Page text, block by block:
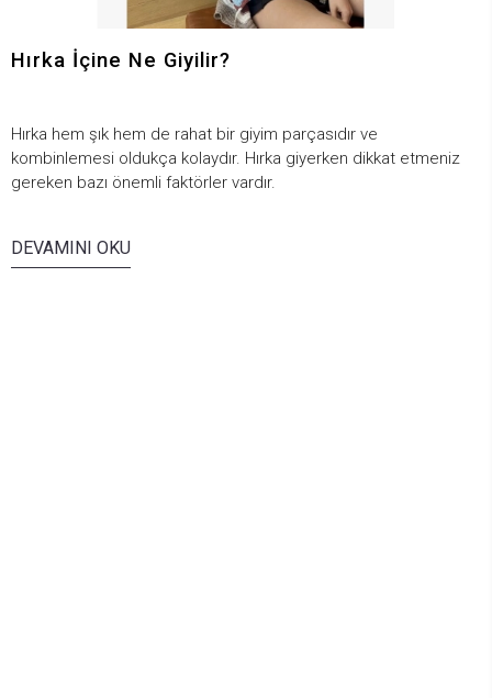
Hırka İçine Ne Giyilir?
Hırka hem şık hem de rahat bir giyim parçasıdır ve
kombinlemesi oldukça kolaydır. Hırka giyerken dikkat etmeniz
gereken bazı önemli faktörler vardır.
DEVAMINI OKU